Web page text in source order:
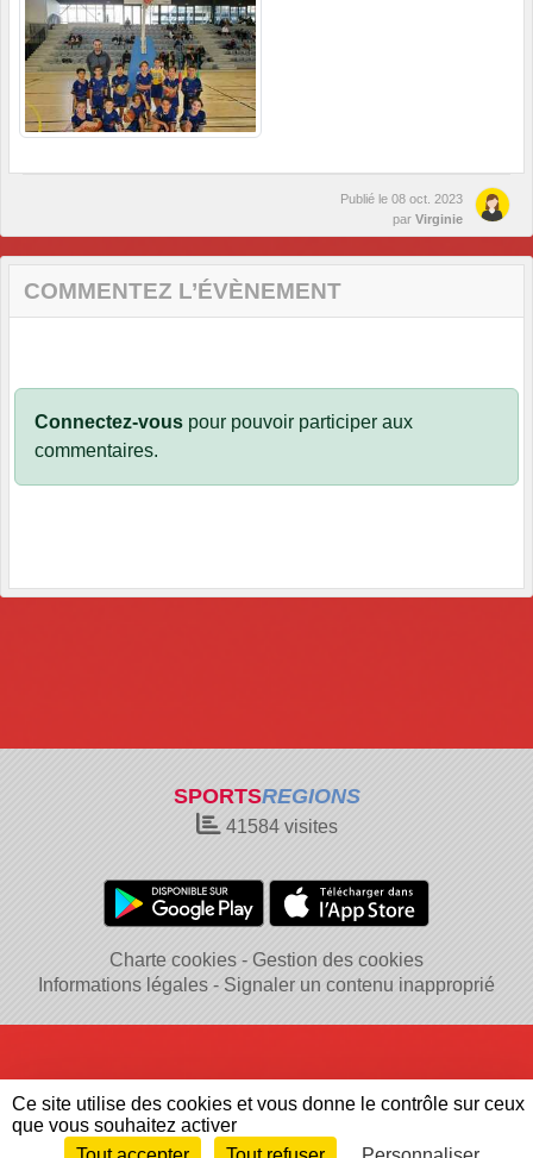
Publié le 08 oct. 2023
par Virginie
COMMENTEZ L’ÉVÈNEMENT
Connectez-vous pour pouvoir participer aux
commentaires.
SPORTSREGIONS
41584visites
Charte cookies
Gestion des cookies
Informations légales
Signaler un contenu inapproprié
Ce site utilise des cookies et vous donne le contrôle sur ceux
que vous souhaitez activer